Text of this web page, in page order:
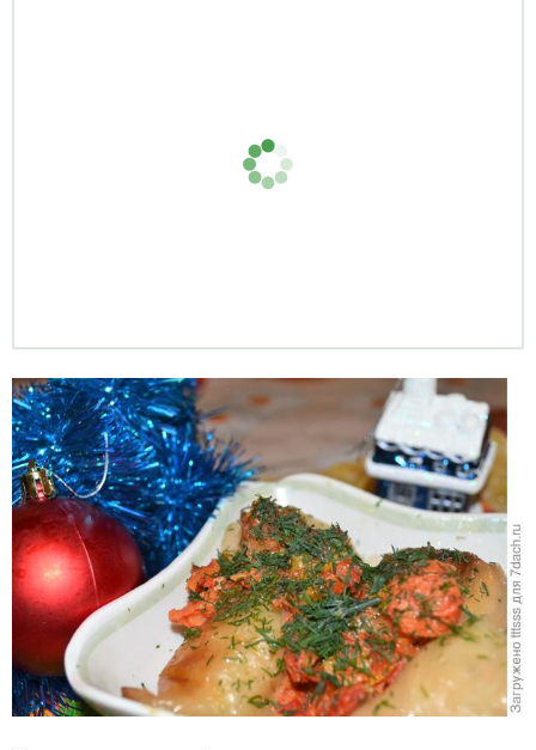
Приятного аппетита!
От редакции
Хотите каждый день получать полезные советы и